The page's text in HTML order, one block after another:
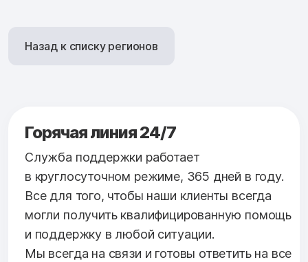
Назад к списку регионов
Горячая линия 24/7
Служба поддержки работает
в круглосуточном режиме, 365 дней в году.
Все для того, чтобы наши клиенты всегда
могли получить квалифицированную помощь
и поддержку в любой ситуации.
Мы всегда на связи и готовы ответить на все